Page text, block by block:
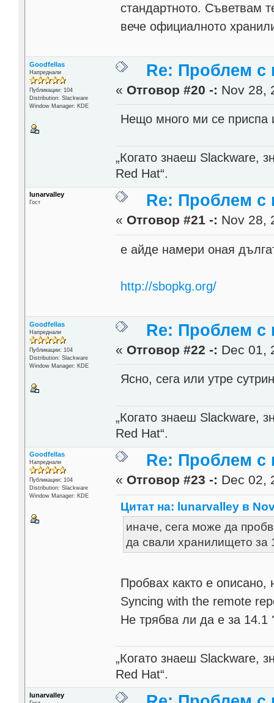
стандартното. Съветвам
вече официалното
Goodfellas
Напреднали
Публикации: 104
Distribution: Slackware
Window Manager: KDE
Re: Проблем с
« Отговор #20 -: Nov 28,
Нещо много ми се приспа
„Когато знаеш Slackware,
Red Hat“.
lunarvalley
Гост Re: Проблем с
« Отговор #21 -: Nov 28,
е айде намери оная
http://sbopkg.org/
Goodfellas
Напреднали
Публикации: 104
Distribution: Slackware
Window Manager: KDE
Re: Проблем с
« Отговор #22 -: Dec 01,
Ясно, сега или утре
„Когато знаеш Slackware,
Red Hat“.
Goodfellas
Напреднали
Публикации: 104
Distribution: Slackware
Window Manager: KDE
Re: Проблем с
« Отговор #23 -: Dec 02,
Цитат на: lunarvalley в
иначе, сега може да
да свали хранилището за
Пробвах както е описано,
Syncing with the remote
Не трябва ли да е за 14.1
„Когато знаеш Slackware,
Red Hat“.
lunarvalley